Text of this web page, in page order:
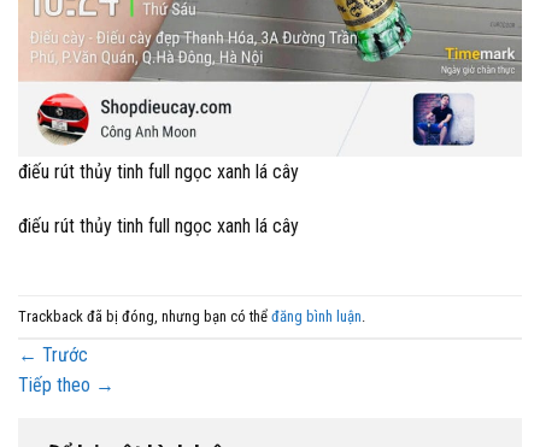
điếu rút thủy tinh full ngọc xanh lá cây
điếu rút thủy tinh full ngọc xanh lá cây
Trackback đã bị đóng, nhưng bạn có thể đăng bình luận
← Trước
Tiếp theo →